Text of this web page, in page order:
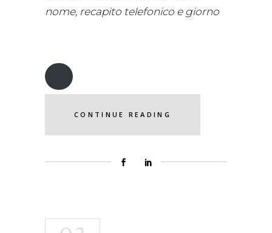
nome, recapito telefonico e giorno
CONTINUE READING